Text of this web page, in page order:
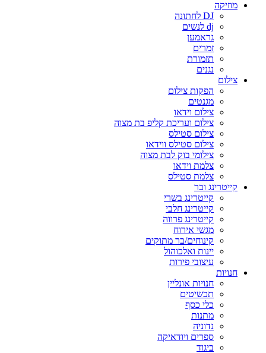
מוזיקה
DJ לחתונה
dj לנשים
גראמען
זמרים
תזמורת
נגנים
צילום
הפקות צילום
מגנטים
צילום וידאו
צילום ועריכת קליפ בת מצוה
צילום סטילס
צילום סטילס ווידאו
צילומי בוק לבת מצוה
צלמת וידאו
צלמת סטילס
קייטרינג ובר
קייטרינג בשרי
קייטרינג חלבי
קייטרינג פרווה
מגשי אירוח
קינוחים/בר מתוקים
יינות ואלכוהול
עיצובי פירות
חנויות
חנויות אונליין
תכשיטים
כלי כסף
מתנות
נדוניה
ספרים ויודאיקה
ביגוד